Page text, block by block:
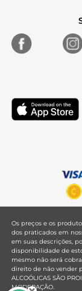
Os preços e os
dos praticados em
em suas descrições,
disponibilidade de
mesmo não será
direito de não vender
ALCOÓLICAS SÃO
MODERAÇÃO.